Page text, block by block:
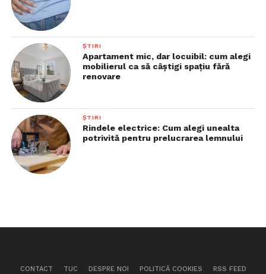
ȘTIRI
Apartament mic, dar locuibil: cum alegi
mobilierul ca să câștigi spațiu fără
renovare
ȘTIRI
Rindele electrice: Cum alegi unealta
potrivită pentru prelucrarea lemnului
CONTACT TUC DESPRE NOI POLITICĂ COOKIES RSS FEED